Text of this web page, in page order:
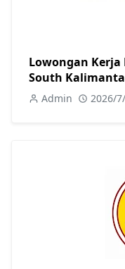
Lowongan Kerja
South
Admin 2026/